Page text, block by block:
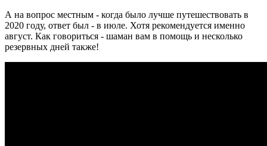
А на вопрос местным - когда было лучше путешествовать в
2020 году, ответ был - в июле. Хотя рекомендуется именно
август. Как говориться - шаман вам в помощь и несколько
резервных дней также!